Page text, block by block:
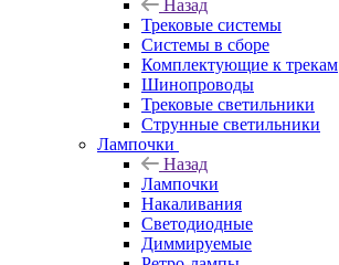
Назад
Трековые системы
Системы в сборе
Комплектующие к трекам
Шинопроводы
Трековые светильники
Струнные светильники
Лампочки
Назад
Лампочки
Накаливания
Светодиодные
Диммируемые